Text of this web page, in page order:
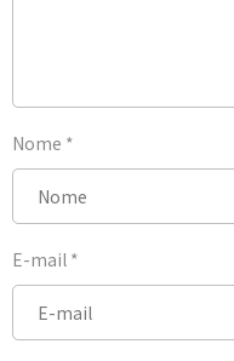
Nome *
E-mail *